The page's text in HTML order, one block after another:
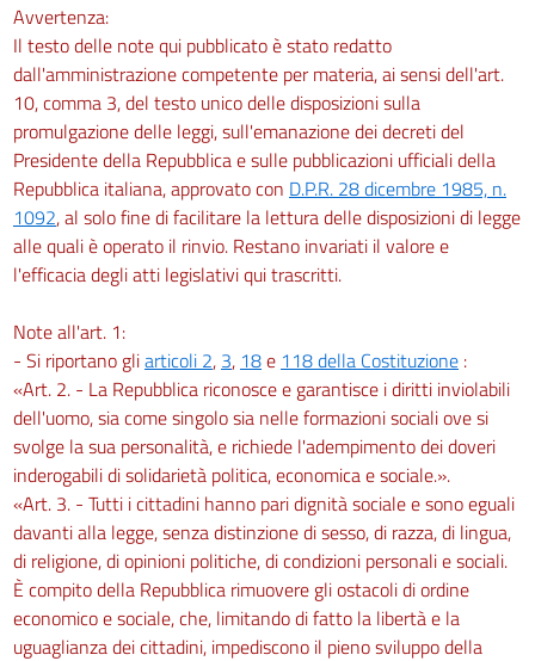
Avvertenza:
Il testo delle note qui pubblicato è stato redatto
dall'amministrazione competente per materia, ai sensi dell'art.
10, comma 3, del testo unico delle disposizioni sulla
promulgazione delle leggi, sull'emanazione dei decreti del
Presidente della Repubblica e sulle pubblicazioni ufficiali della
Repubblica italiana, approvato con D.P.R. 28 dicembre 1985, n.
1092, al solo fine di facilitare la lettura delle disposizioni di legge
alle quali è operato il rinvio. Restano invariati il valore e
l'efficacia degli atti legislativi qui trascritti.
Note all'art. 1:
- Si riportano gliarticoli 2, 3, 18e 118 della Costituzione :
«Art. 2. - La Repubblica riconosce e garantisce i diritti inviolabili
dell'uomo, sia come singolo sia nelle formazioni sociali ove si
svolge la sua personalità, e richiede l'adempimento dei doveri
inderogabili di solidarietà politica, economica e sociale.».
«Art. 3. - Tutti i cittadini hanno pari dignità sociale e sono eguali
davanti alla legge, senza distinzione di sesso, di razza, di lingua,
di religione, di opinioni politiche, di condizioni personali e sociali.
È compito della Repubblica rimuovere gli ostacoli di ordine
economico e sociale, che, limitando di fatto la libertà e la
uguaglianza dei cittadini, impediscono il pieno sviluppo della